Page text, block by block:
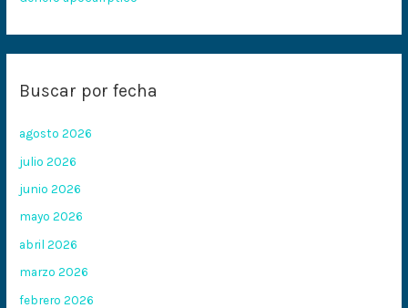
Buscar por fecha
agosto 2026
julio 2026
junio 2026
mayo 2026
abril 2026
marzo 2026
febrero 2026